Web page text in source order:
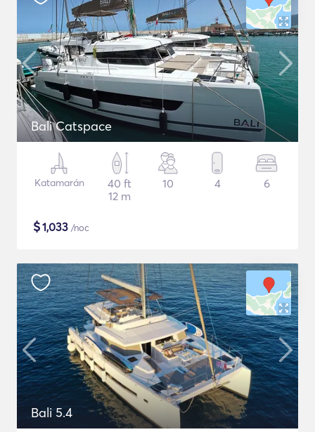
Bali Catspace
Katamarán
40 ft
12 m
10 4 6
$1,033 /noc
Bali 5.4